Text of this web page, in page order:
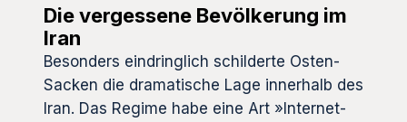
Die vergessene Bevölkerung im
Iran
Besonders eindringlich schilderte Osten-
Sacken die dramatische Lage innerhalb des
Iran. Das Regime habe eine Art »Internet-